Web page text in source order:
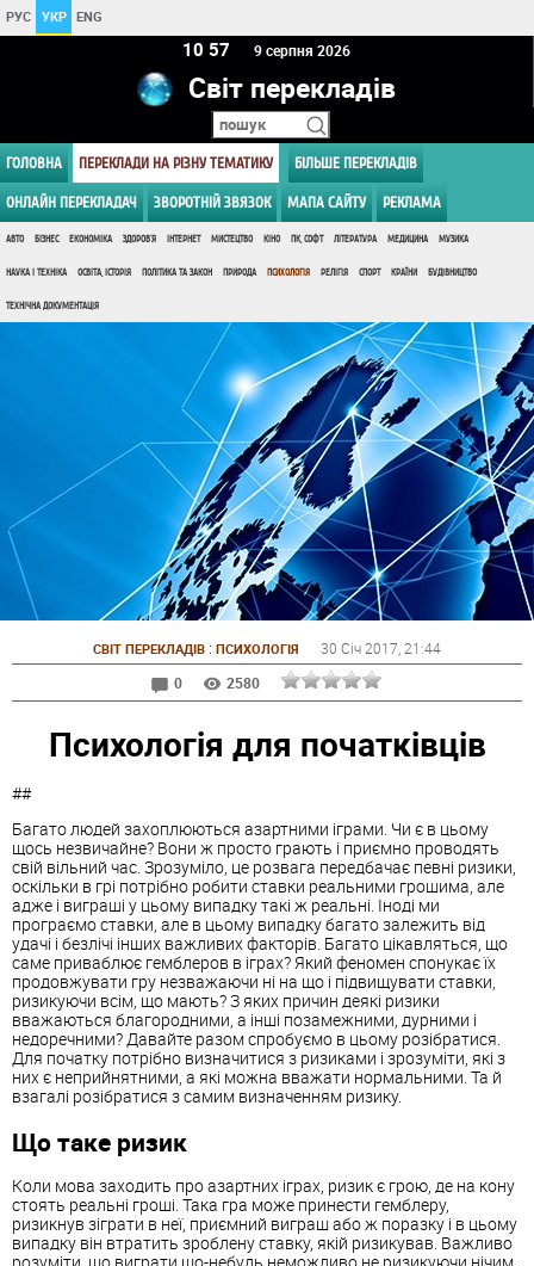
РУС УКР ENG
10:57 9 серпня 2026
Світ перекладів
ГОЛОВНА ПЕРЕКЛАДИ НА РІЗНУ ТЕМАТИКУ БІЛЬШЕ ПЕРЕКЛАДІВ
ОНЛАЙН ПЕРЕКЛАДАЧ ЗВОРОТНІЙ ЗВЯЗОК МАПА САЙТУ РЕКЛАМА
АВТО БІЗНЕС ЕКОНОМІКА ЗДОРОВ'Я ІНТЕРНЕТ МИСТЕЦТВО КІНО ПК, СОФТ ЛІТЕРАТУРА МЕДИЦИНА МУЗИКА
НАУКА І ТЕХНІКА ОСВІТА, ІСТОРІЯ ПОЛІТИКА ТА ЗАКОН ПРИРОДА ПСИХОЛОГІЯ РЕЛІГІЯ СПОРТ КРАЇНИ БУДІВНИЦТВО
ТЕХНІЧНА ДОКУМЕНТАЦІЯ
СВІТ ПЕРЕКЛАДІВ : ПСИХОЛОГІЯ 30 Січ 2017 , 21:44
0
2580
Психологія для початківців
##
Багато людей захоплюються азартними іграми. Чи є в цьому
щось незвичайне? Вони ж просто грають і приємно проводять
свій вільний час. Зрозуміло, це розвага передбачає певні ризики,
оскільки в грі потрібно робити ставки реальними грошима, але
адже і виграші у цьому випадку такі ж реальні. Іноді ми
програємо ставки, але в цьому випадку багато залежить від
удачі і безлічі інших важливих факторів. Багато цікавляться, що
саме приваблює гемблеров в іграх? Який феномен спонукає їх
продовжувати гру незважаючи ні на що і підвищувати ставки,
ризикуючи всім, що мають? З яких причин деякі ризики
вважаються благородними, а інші позамежними, дурними і
недоречними? Давайте разом спробуємо в цьому розібратися.
Для початку потрібно визначитися з ризиками і зрозуміти, які з
них є неприйнятними, а які можна вважати нормальними. Та й
взагалі розібратися з самим визначенням ризику.
Що таке ризик
Коли мова заходить про азартних іграх, ризик є грою, де на кону
стоять реальні гроші. Така гра може принести гемблеру,
ризикнув зіграти в неї, приємний виграш або ж поразку і в цьому
випадку він втратить зроблену ставку, якій ризикував. Важливо